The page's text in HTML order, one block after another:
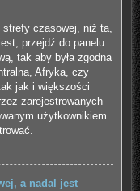
czasowej, niż ta,
przejdź do panelu
tak aby była zgodna
Afryka, czy
jak i większości
zarejestrowanych
użytkownikiem
a nadal jest